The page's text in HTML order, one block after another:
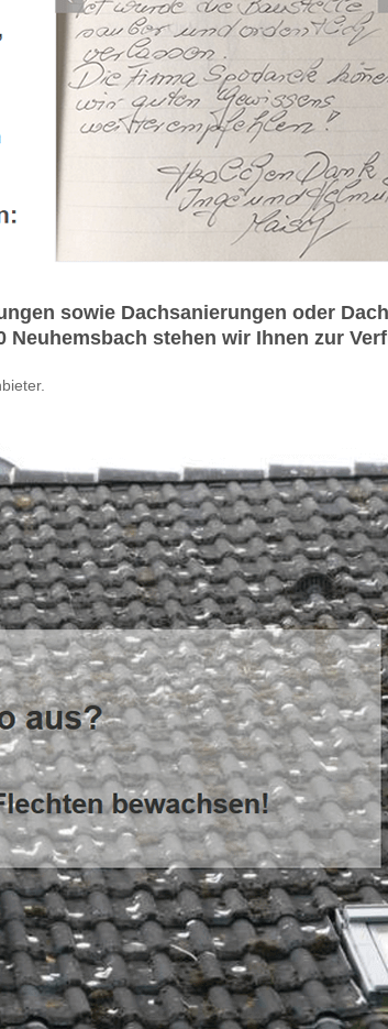
sowie Dachsanierungen oder
stehen wir Ihnen zur